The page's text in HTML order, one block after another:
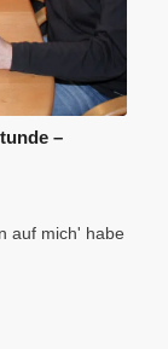
–
auf mich' habe